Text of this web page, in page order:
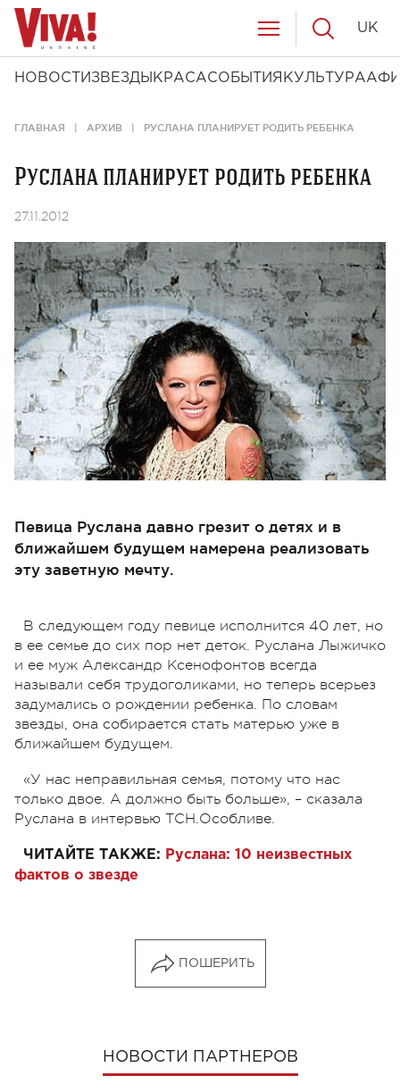
НОВОСТИ ЗВЕЗДЫ КРАСАСОБЫТИЯ КУЛЬТУРА
UK
ГЛАВНАЯ АРХИВ РУСЛАНА ПЛАНИРУЕТ РОДИТЬ РЕБЕНКА
Руслана планирует родить ребенка
27.11.2012
Певица Руслана давно грезит о детях и в
ближайшем будущем намерена реализовать
эту заветную мечту.
В следующем году певице исполнится 40 лет, но
в ее семье до сих пор нет деток. Руслана Лыжичко
и ее муж Александр Ксенофонтов всегда
называли себя трудоголиками, но теперь всерьез
задумались о рождении ребенка. По словам
звезды, она собирается стать матерью уже в
ближайшем будущем.
«У нас неправильная семья, потому что нас
только двое. А должно быть больше», – сказала
Руслана в интервью ТСН.Особливе.
ЧИТАЙТЕ ТАКЖЕ: Руслана: 10 неизвестных
фактов о звезде
ПОШЕРИТЬ
НОВОСТИ ПАРТНЕРОВ